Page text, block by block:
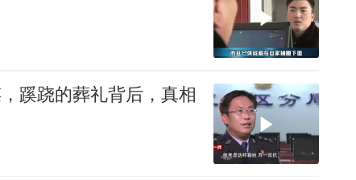
蹊跷的葬礼背后，真相